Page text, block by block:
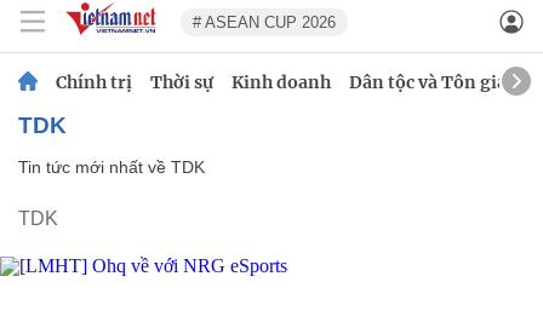
# ASEAN CUP 2026
Chính trị Thời sự Kinh doanh Dân tộc và Tôn giáo
TDK
Tin tức mới nhất về TDK
TDK